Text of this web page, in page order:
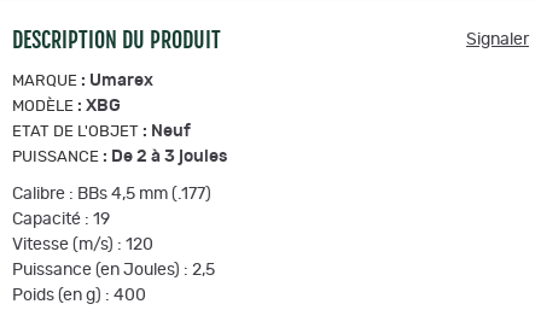
DESCRIPTION DU PRODUIT Signaler
MARQUE : Umarex
MODÈLE : XBG
ETAT DE L'OBJET : Neuf
PUISSANCE : De 2 à 3 joules
Calibre : BBs 4,5 mm (.177)
Capacité : 19
Vitesse (m/s) : 120
Puissance (en Joules) : 2,5
Poids (en g) : 400